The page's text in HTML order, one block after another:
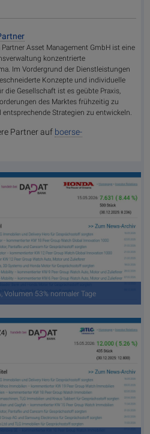
Partner Asset Management GmbH ist eine
konzentrierte
Im Vordergrund der Dienstleistungen
Konzepte und individuelle
die Gesellschaft ist es geübte Praxis,
des Marktes frühzeitig zu
entsprechende Strategien zu entwickeln.
Partner auf boerse-
Volumen 53% normaler Tage